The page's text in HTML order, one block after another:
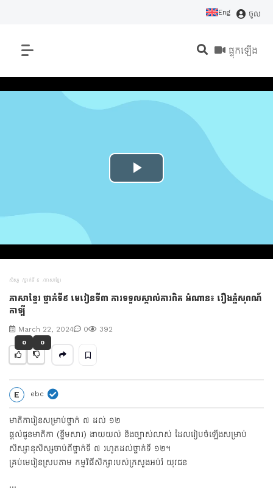
Eng ចូល
ផ្ទុកឡើង
P
y
V
សិស្ស ថ្នាក់ទី ៩ ភាសាខ្មែរ
ភាសាខ្មែរ ថ្នាក់ទី៩ មេរៀនទី៣ ការទទួលស្គាល់ការពិត អំណាន៖ រឿងភ្នំសុពណ៌
កាឡី
March 22, 2024 0 392
0 0
E ebc
មាតិការៀនសម្រាប់ថ្នាក់ ៧ ដល់ ១២
ផ្ដល់ជូនមាតិកា (ខ្លឹមសារ) ងាយយល់ និងច្បាស់លាស់ ដែលរៀបចំឡើងសម្រាប់
សិស្សានុសិស្សចាប់ពីថ្នាក់ទី ៧ រហូតដល់ថ្នាក់ទី ១២។
គ្រប់មេរៀនស្របតាម កម្មវិធីសិក្សារបស់ក្រសួងអប់រំ យុវជន
...